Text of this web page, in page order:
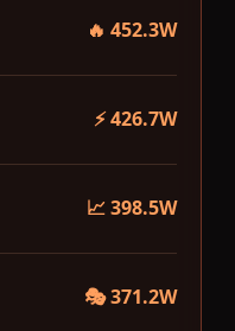
🔥 452.3W
⚡ 426.7W
📈 398.5W
🎭 371.2W